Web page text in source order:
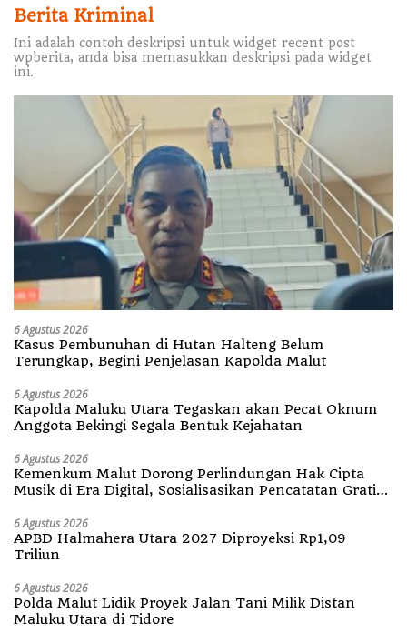
Berita Kriminal
Ini adalah contoh deskripsi untuk widget recent post
wpberita, anda bisa memasukkan deskripsi pada widget
ini.
6 Agustus 2026
Kasus Pembunuhan di Hutan Halteng Belum
Terungkap, Begini Penjelasan Kapolda Malut
6 Agustus 2026
Kapolda Maluku Utara Tegaskan akan Pecat Oknum
Anggota Bekingi Segala Bentuk Kejahatan
6 Agustus 2026
Kemenkum Malut Dorong Perlindungan Hak Cipta
Musik di Era Digital, Sosialisasikan Pencatatan Gratis
6 Agustus 2026
APBD Halmahera Utara 2027 Diproyeksi Rp1,09
Triliun
6 Agustus 2026
Polda Malut Lidik Proyek Jalan Tani Milik Distan
Maluku Utara di Tidore